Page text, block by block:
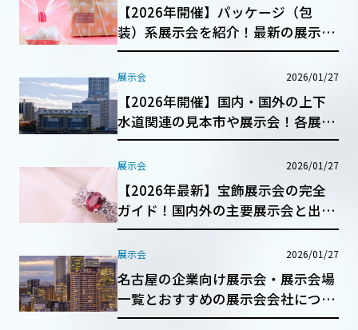
【2026年開催】パッケージ（包
装）系展示会を紹介！最新の展示会
動向も解説
展示会 2026/01/27
【2026年開催】国内・国外の上下
水道関連の見本市や展示会！各展示
会の特徴も紹介！
展示会 2026/01/27
【2026年最新】宝飾展示会の完全
ガイド！国内外の主要展示会と出展
成功のポイントを紹介
展示会 2026/01/27
名古屋の企業向け展示会・展示会場
一覧とおすすめの展示会会社につい
て徹底解説！